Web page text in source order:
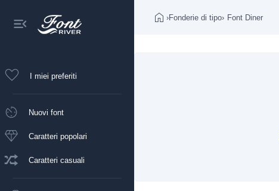
I miei preferiti
Nuovi font
Caratteri popolari
Caratteri casuali
›Fonderie di tipo› Font Diner